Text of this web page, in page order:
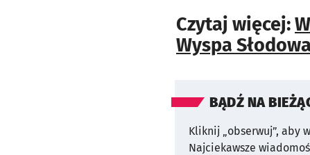
Czytaj więcej:
Wyspa
BĄDŹ NA
Kliknij „obserwuj”, aby
Najciekawsze